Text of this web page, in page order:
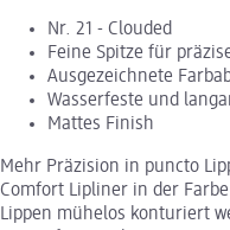
Nr. 21 - Clouded
Feine Spitze für
Ausgezeichnete
Wasserfeste und
Mattes Finish
Mehr Präzision in puncto
Comfort Lipliner in der
Lippen mühelos konturiert